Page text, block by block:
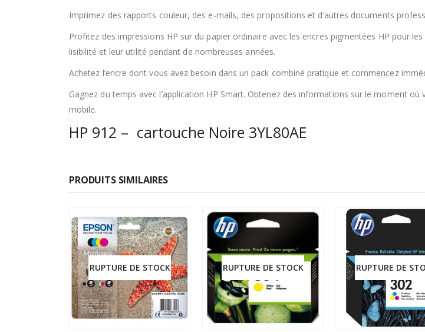
Imprimez des rapports couleur, des e-mails, des propositions et d’autres documents
Profitez des impressions HP sur du papier ordinaire avec les encres pigmentées HP pour
lisibilité et leur utilité pendant de nombreuses années.
Achetez l’encre dont vous avez besoin dans un pack combiné pratique et commencez
Gagnez du temps avec l’application HP Smart. Obtenez des informations sur le moment
mobile.
HP 912 – cartouche Noire 3YL80AE
PRODUITS SIMILAIRES
RUPTURE DE STOCK RUPTURE DE STOCK RUPTURE DE